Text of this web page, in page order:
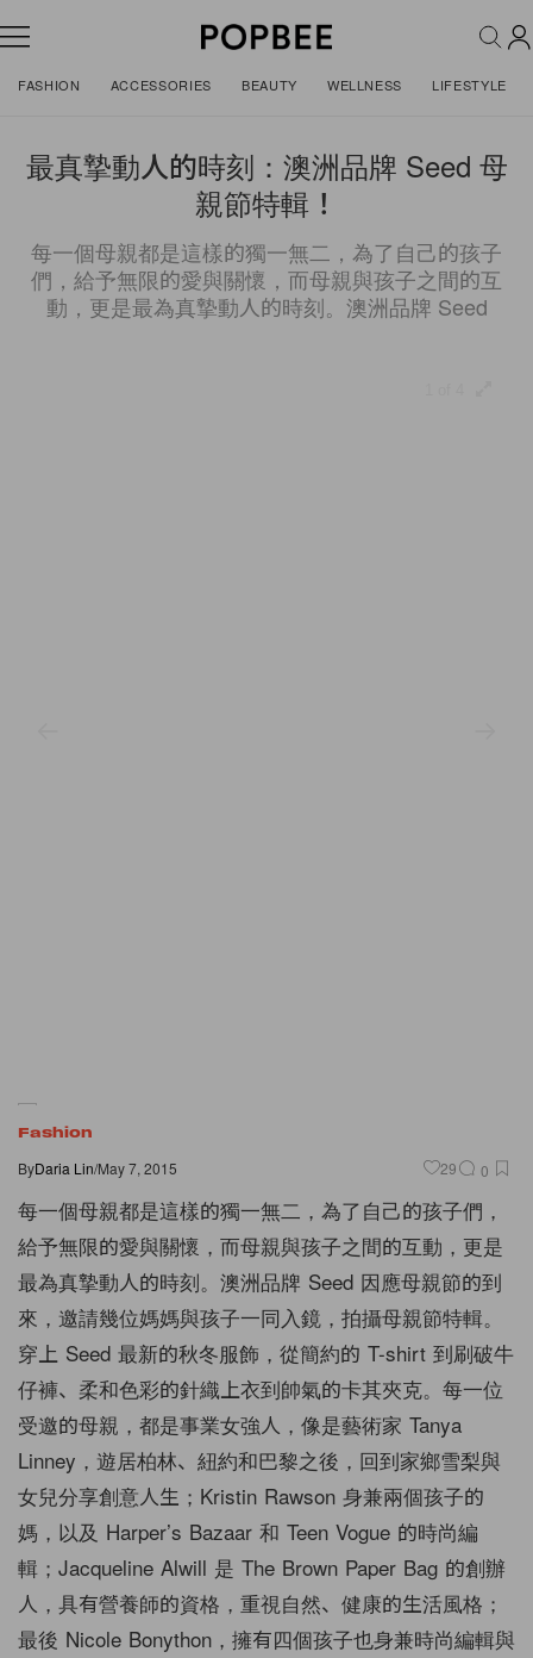
FASHION ACCESSORIES BEAUTY WELLNESS LIFESTYLE
最真摯動人的時刻：澳洲品牌 Seed 母
親節特輯！
每一個母親都是這樣的獨一無二，為了自己的孩子
們，給予無限的愛與關懷，而母親與孩子之間的互
動，更是最為真摯動人的時刻。澳洲品牌 Seed
Fashion
ByDaria Lin/May 7, 2015 29 0
每一個母親都是這樣的獨一無二，為了自己的孩子們，
給予無限的愛與關懷，而母親與孩子之間的互動，更是
最為真摯動人的時刻。澳洲品牌 Seed 因應母親節的到
來，邀請幾位媽媽與孩子一同入鏡，拍攝母親節特輯。
穿上 Seed 最新的秋冬服飾，從簡約的 T-shirt 到刷破牛
仔褲、柔和色彩的針織上衣到帥氣的卡其夾克。每一位
受邀的母親，都是事業女強人，像是藝術家 Tanya
Linney，遊居柏林、紐約和巴黎之後，回到家鄉雪梨與
女兒分享創意人生；Kristin Rawson 身兼兩個孩子的
媽，以及 Harper’s Bazaar 和 Teen Vogue 的時尚編
輯；Jacqueline Alwill 是 The Brown Paper Bag 的創辦
人，具有營養師的資格，重視自然、健康的生活風格；
最後 Nicole Bonython，擁有四個孩子也身兼時尚編輯與